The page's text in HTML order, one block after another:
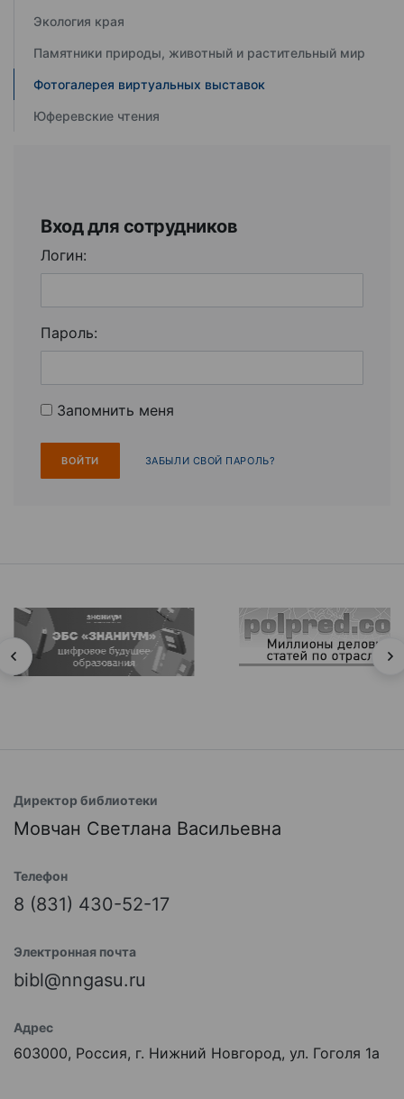
Экология края
Памятники природы, животный и растительный мир
Фотогалерея виртуальных выставок
Юферевские чтения
Вход для сотрудников
Логин:
Пароль:
Запомнить меня
ЗАБЫЛИ СВОЙ ПАРОЛЬ?
Директор библиотеки
Мовчан Светлана Васильевна
Телефон
8 (831) 430-52-17
Электронная почта
bibl@nngasu.ru
Адрес
603000, Россия, г. Нижний Новгород, ул. Гоголя 1а